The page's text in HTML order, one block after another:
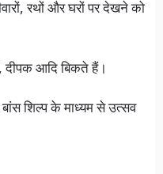
रथों और घरों पर देखने को
दीपक आदि बिकते हैं।
बांस शिल्प के माध्यम से उत्सव